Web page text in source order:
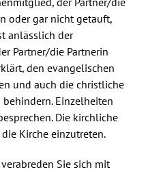
oder gar nicht getauft,
anlässlich der
Partner/die Partnerin
den evangelischen
und auch die christliche
Einzelheiten
Die kirchliche
Kirche einzutreten.
Sie sich mit